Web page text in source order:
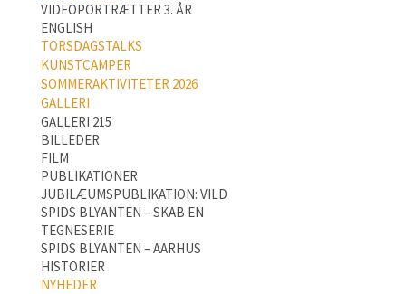
VIDEOPORTRÆTTER 3. ÅR
ENGLISH
TORSDAGSTALKS
KUNSTCAMPER
SOMMERAKTIVITETER 2026
GALLERI
GALLERI 215
BILLEDER
FILM
PUBLIKATIONER
JUBILÆUMSPUBLIKATION: VILD
SPIDS BLYANTEN – SKAB EN
TEGNESERIE
SPIDS BLYANTEN – AARHUS
HISTORIER
NYHEDER